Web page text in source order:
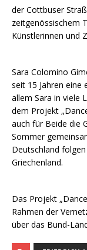
der Cottbuser
zeitgenössischem
Künstlerinnen und
Sara Colomino
seit 15 Jahren
allem Sara in viele
dem Projekt
auch für Beide die
Sommer
Deutschland
Griechenland.
Das Projekt
Rahmen der
über das Bund-